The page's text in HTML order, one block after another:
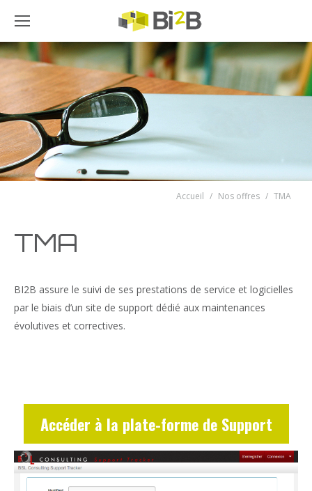
Vous êtes ici :
Accueil Nos offres TMA
TMA
BI2B assure le suivi de ses prestations de service et logicielles
par le biais d’un site de support dédié aux maintenances
évolutives et correctives.
Accéder à la plate-forme de Support